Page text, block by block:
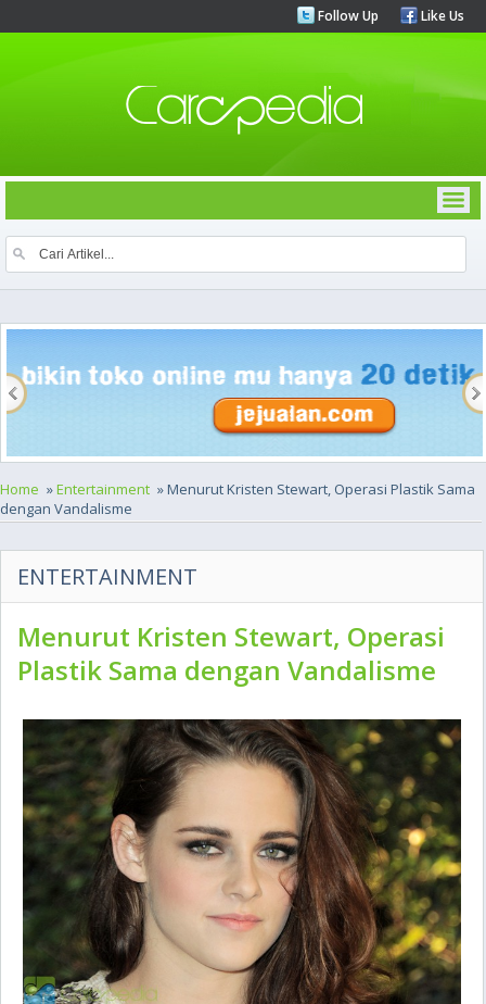
Follow Up Like Us
Home »Entertainment » Menurut Kristen Stewart, Operasi Plastik Sama
dengan Vandalisme
ENTERTAINMENT
Menurut Kristen Stewart, Operasi
Plastik Sama dengan Vandalisme